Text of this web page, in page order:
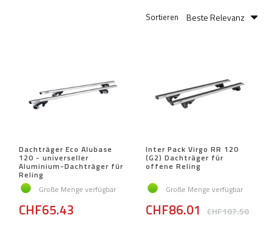
Sortieren Beste Relevanz
Dachträger Eco Alubase
120 - universeller
Aluminium-Dachträger für
Reling
Große Menge verfügbar
CHF65.43
Inter Pack Virgo RR 120
(G2) Dachträger für
offene Reling
Große Menge verfügbar
CHF107.50
CHF86.01